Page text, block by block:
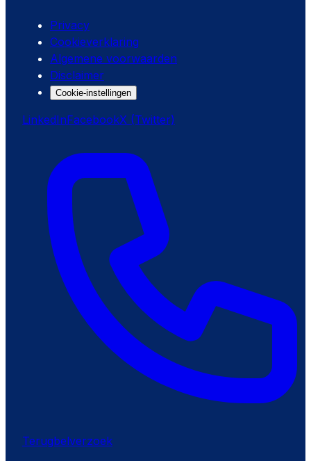
Privacy
Cookieverklaring
Algemene voorwaarden
Disclaimer
Cookie-instellingen
LinkedInFacebookX (Twitter)
Terugbelverzoek